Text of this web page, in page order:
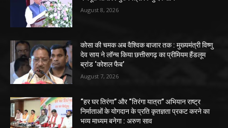
August 8, 2026
कोसा की चमक अब वैश्विक बाजार तक : मुख्यमंत्री विष्णु
देव साय ने लॉन्च किया छत्तीसगढ़ का प्रीमियम हैंडलूम
ब्रांड ‘कोशल फैब’
August 7, 2026
“हर घर तिरंगा” और “तिरंगा यात्रा” अभियान राष्ट्र
निर्माताओं के योगदान के प्रति कृतज्ञता प्रकट करने का
भव्य माध्यम बनेगा : अरुण साव